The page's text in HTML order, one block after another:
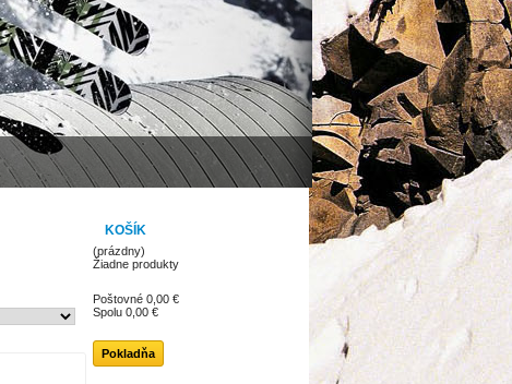
KOŠÍK
(prázdny)
Žiadne produkty
Poštovné 0,00 €
Spolu 0,00 €
Pokladňa